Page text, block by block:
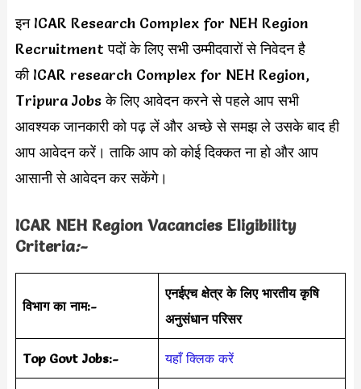
इन ICAR Research Complex for NEH Region
Recruitment पदों के लिए सभी उम्मीदवारों से निवेदन है
की ICAR research Complex for NEH Region,
Tripura Jobs के लिए आवेदन करने से पहले आप सभी
आवश्यक जानकारी को पढ़ लें और अच्छे से समझ ले उसके बाद ही
आप आवेदन करें। ताकि आप को कोई दिक्कत ना हो और आप
आसानी से आवेदन कर सकेंगे।
ICAR NEH Region Vacancies Eligibility
Criteria:-
विभाग का नाम:-
एनईएच क्षेत्र के लिए भारतीय कृषि
अनुसंधान परिसर
Top Govt Jobs:- यहाँ क्लिक करें